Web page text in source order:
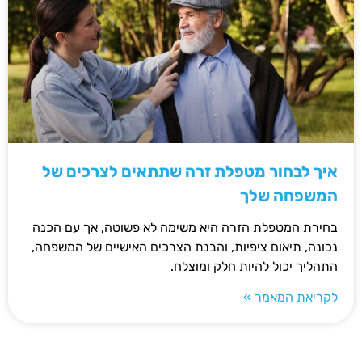
איך לבחור מטפלת זרה שתתאים לצרכים של
המשפחה שלך
בחירת המטפלת הזרה היא משימה לא פשוטה, אך עם הכנה
נכונה, תיאום ציפיות, והבנת הצרכים האישיים של המשפחה,
התהליך יכול להיות חלק ומוצלח.
לקריאת המאמר »